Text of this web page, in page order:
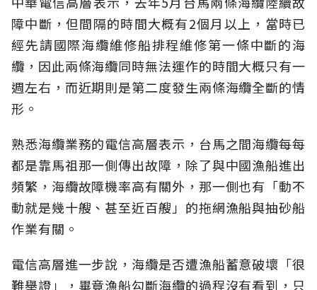
障中斷，但間隔的時間大概有2個月以上，當時已
經先請國際海纜維修船排程維修第一條中斷的海
纜，因此兩條海纜同時無法運作的時間大概只有一
週左右，而近期則是第二度發生兩條海纜全斷的情
形。
熟悉海纜業務的電信高層表示，台馬之間海纜每每
都是靠馬祖那一側傳出故障，除了與中國漁船進出
頻繁，海纜故障機率高有關外，那一側也有「動不
動就是幾十艘、甚至近百艘」的拖網漁船與抽砂船
作業有關。
電信高層進一步說，海纜是否遭漁船蓄意破壞「很
難舉證」，畢竟漁船勾斷海纜的過程沒有看到，只